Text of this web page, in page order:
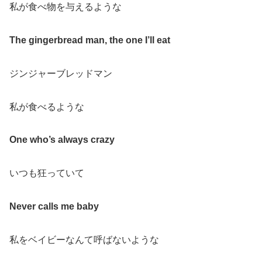
私が食べ物を与えるような
The gingerbread man, the one I’ll eat
ジンジャーブレッドマン
私が食べるような
One who’s always crazy
いつも狂っていて
Never calls me baby
私をベイビーなんて呼ばないような